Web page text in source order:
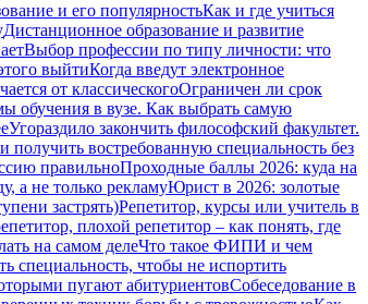
и его популярностьКак и где учиться
Дистанционное образование и развитие
Выбор профессии по типу личности: что
выйтиКогда введут электронное
от классическогоОграничен ли срок
обучения в вузе. Как выбрать самую
Угораздило закончить философский факультет.
востребованную специальность без
правильноПроходные баллы 2026: куда на
а не только рекламуЮрист в 2026: золотые
застрять)Репетитор, курсы или учитель в
плохой репетитор – как понять, где
на самом делеЧто такое ФИПИ и чем
специальность, чтобы не испортить
пугают абитуриентовСобеседование в